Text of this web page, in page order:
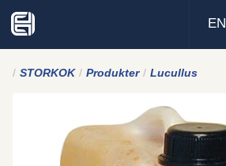
EN
STORKOK Produkter Lucullus